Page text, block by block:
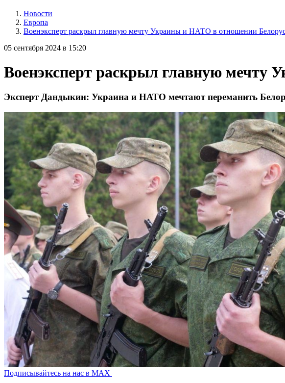
Новости
Европа
Военэксперт раскрыл главную мечту Украины и НАТО в отношении
05 сентября 2024 в 15:20
Военэксперт раскрыл главную
Эксперт Дандыкин: Украина и НАТО мечтают переманить
Подписывайтесь на нас в MAX